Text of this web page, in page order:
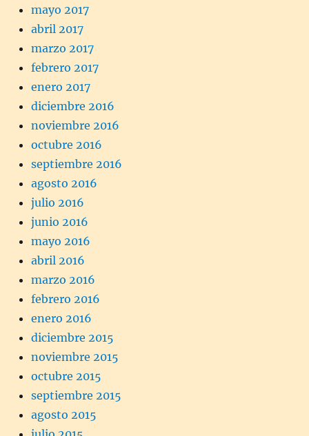
mayo 2017
abril 2017
marzo 2017
febrero 2017
enero 2017
diciembre 2016
noviembre 2016
octubre 2016
septiembre 2016
agosto 2016
julio 2016
junio 2016
mayo 2016
abril 2016
marzo 2016
febrero 2016
enero 2016
diciembre 2015
noviembre 2015
octubre 2015
septiembre 2015
agosto 2015